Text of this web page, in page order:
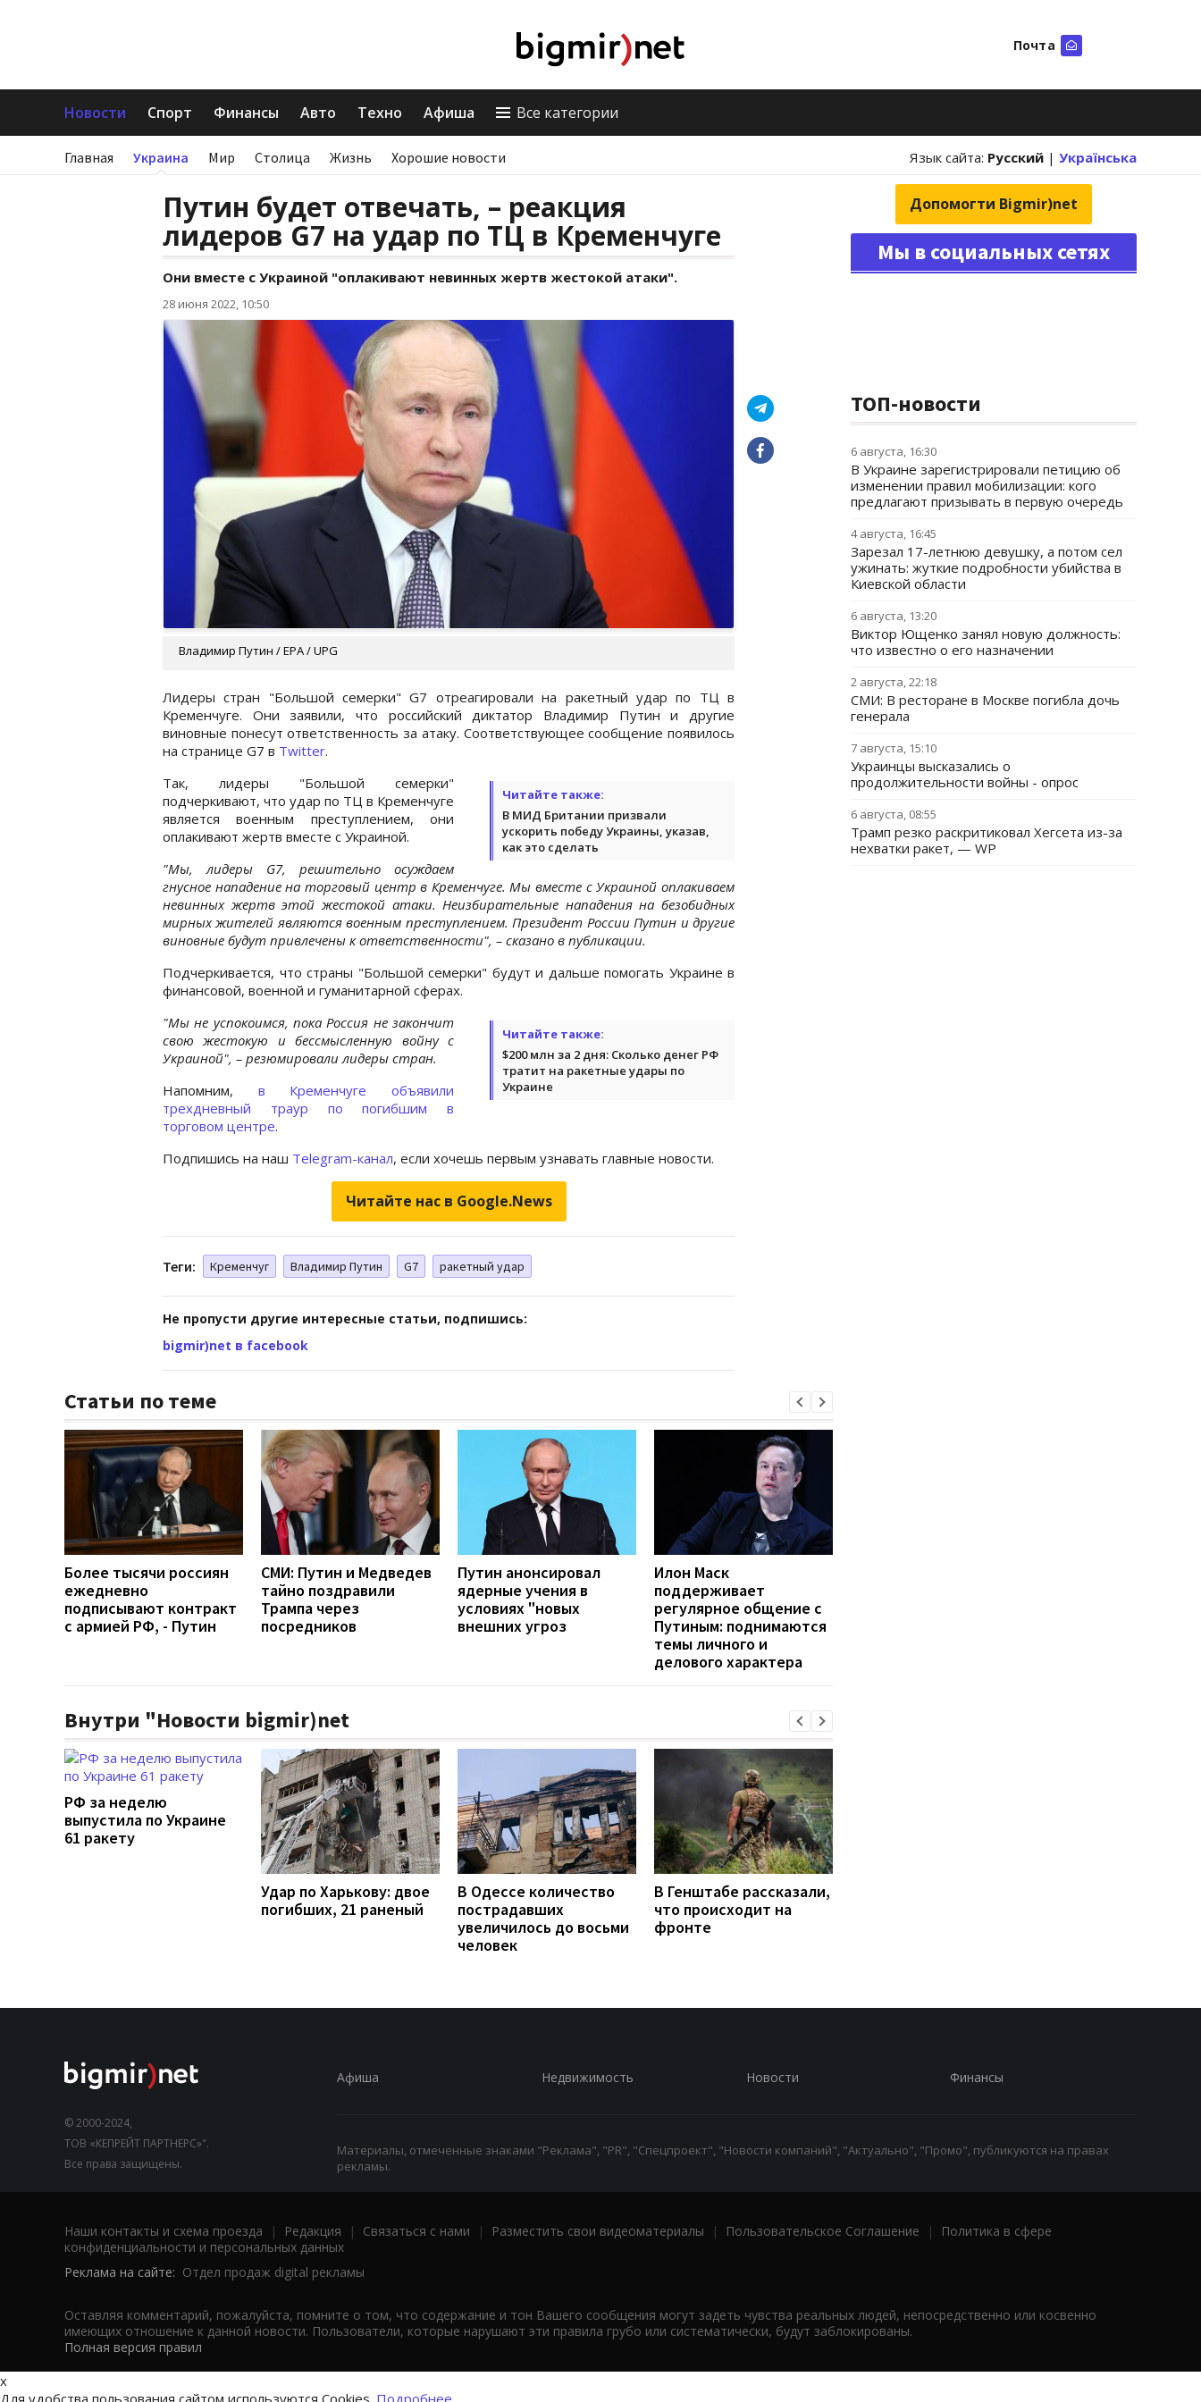
Почта
Новости Спорт Финансы Авто Техно Афиша Все категории
Главная Украина Мир Столица Жизнь Хорошие новости Язык сайта: Русский | Українська
Путин будет отвечать, – реакция
лидеров G7 на удар по ТЦ в Кременчуге
Они вместе с Украиной "оплакивают невинных жертв жестокой атаки".
28 июня 2022, 10:50
Владимир Путин / EPA / UPG
Лидеры стран "Большой семерки" G7 отреагировали на ракетный удар по ТЦ в
Кременчуге. Они заявили, что российский диктатор Владимир Путин и другие
виновные понесут ответственность за атаку. Соответствующее сообщение появилось
на странице G7 в Twitter.
Читайте также:
В МИД Британии призвали
ускорить победу Украины, указав,
как это сделать
Так, лидеры "Большой семерки"
подчеркивают, что удар по ТЦ в Кременчуге
является военным преступлением, они
оплакивают жертв вместе с Украиной.
"Мы, лидеры G7, решительно осуждаем
гнусное нападение на торговый центр в Кременчуге. Мы вместе с Украиной оплакиваем
невинных жертв этой жестокой атаки. Неизбирательные нападения на безобидных
мирных жителей являются военным преступлением. Президент России Путин и другие
виновные будут привлечены к ответственности", – сказано в публикации.
Подчеркивается, что страны "Большой семерки" будут и дальше помогать Украине в
финансовой, военной и гуманитарной сферах.
Читайте также:
$200 млн за 2 дня: Сколько денег РФ
тратит на ракетные удары по
Украине
"Мы не успокоимся, пока Россия не закончит
свою жестокую и бессмысленную войну с
Украиной", – резюмировали лидеры стран.
Напомним, в Кременчуге объявили
трехдневный траур по погибшим в
торговом центре.
Подпишись на наш Telegram-канал, если хочешь первым узнавать главные новости.
Читайте нас в Google.News
Теги: Кременчуг Владимир Путин G7 ракетный удар
Не пропусти другие интересные статьи, подпишись:
bigmir)net в facebook
Статьи по теме
Более тысячи россиян
ежедневно
подписывают контракт
с армией РФ, - Путин
СМИ: Путин и Медведев
тайно поздравили
Трампа через
посредников
Путин анонсировал
ядерные учения в
условиях "новых
внешних угроз
Илон Маск
поддерживает
регулярное общение с
Путиным: поднимаются
темы личного и
делового характера
Внутри "Новости bigmir)net
РФ за неделю
выпустила по Украине
61 ракету
Удар по Харькову: двое
погибших, 21 раненый
В Одессе количество
пострадавших
увеличилось до восьми
человек
В Генштабе рассказали,
что происходит на
фронте
Допомогти Bigmir)net
Мы в социальных сетях
ТОП-новости
6 августа, 16:30
В Украине зарегистрировали петицию об
изменении правил мобилизации: кого
предлагают призывать в первую очередь
4 августа, 16:45
Зарезал 17-летнюю девушку, а потом сел
ужинать: жуткие подробности убийства в
Киевской области
6 августа, 13:20
Виктор Ющенко занял новую должность:
что известно о его назначении
2 августа, 22:18
СМИ: В ресторане в Москве погибла дочь
генерала
7 августа, 15:10
Украинцы высказались о
продолжительности войны - опрос
6 августа, 08:55
Трамп резко раскритиковал Хегсета из-за
нехватки ракет, — WP
© 2000-2024,
ТОВ «КЕПРЕЙТ ПАРТНЕРС»".
Все права защищены.
Афиша Недвижимость Новости Финансы
Материалы, отмеченные знаками "Реклама", "PR", "Спецпроект", "Новости компаний", "Актуально", "Промо", публикуются на правах
рекламы.
Наши контакты и схема проезда | Редакция | Связаться с нами | Разместить свои видеоматериалы | Пользовательское Соглашение |
Политика в сфере
конфиденциальности и персональных данных
Реклама на сайте: Отдел продаж digital рекламы
Оставляя комментарий, пожалуйста, помните о том, что содержание и тон Вашего сообщения могут задеть чувства реальных людей, непосредственно или косвенно
имеющих отношение к данной новости. Пользователи, которые нарушают эти правила грубо или систематически, будут заблокированы.
Полная версия правил
x
Для удобства пользования сайтом используются Cookies. Подробнее...